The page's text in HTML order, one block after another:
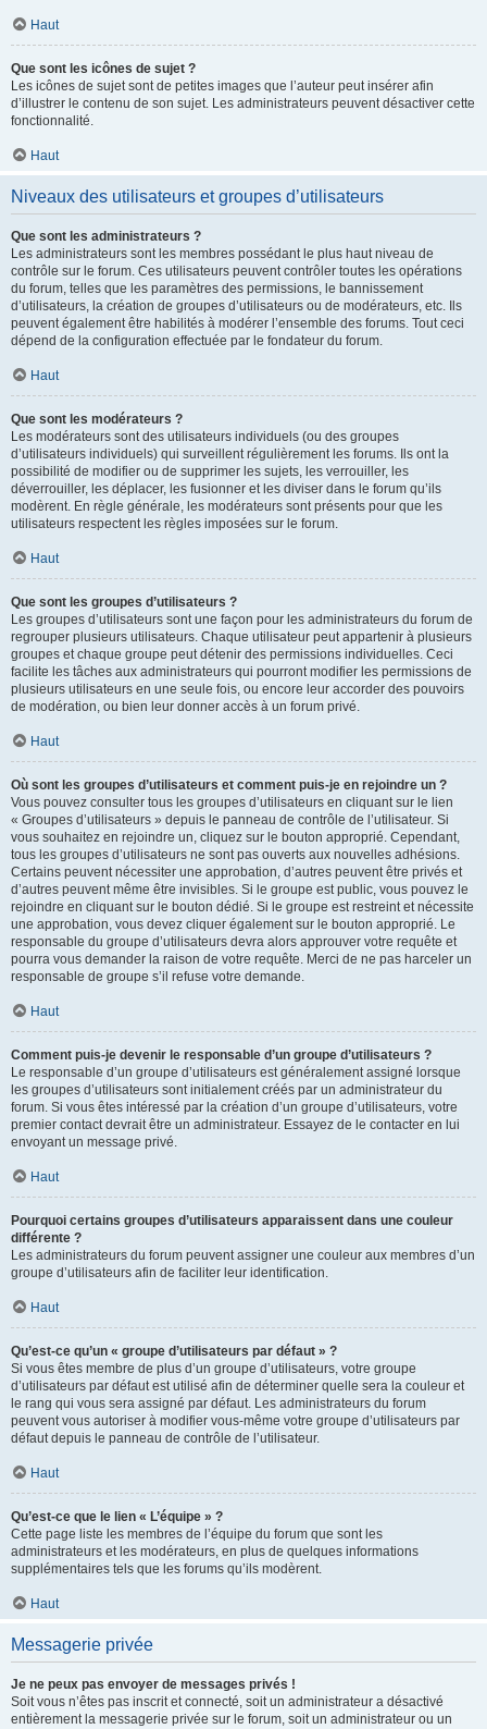
Haut
Que sont les icônes de sujet ?
Les icônes de sujet sont de petites images que l’auteur peut insérer afin
d’illustrer le contenu de son sujet. Les administrateurs peuvent désactiver cette
fonctionnalité.
Haut
Niveaux des utilisateurs et groupes d’utilisateurs
Que sont les administrateurs ?
Les administrateurs sont les membres possédant le plus haut niveau de
contrôle sur le forum. Ces utilisateurs peuvent contrôler toutes les opérations
du forum, telles que les paramètres des permissions, le bannissement
d’utilisateurs, la création de groupes d’utilisateurs ou de modérateurs, etc. Ils
peuvent également être habilités à modérer l’ensemble des forums. Tout ceci
dépend de la configuration effectuée par le fondateur du forum.
Haut
Que sont les modérateurs ?
Les modérateurs sont des utilisateurs individuels (ou des groupes
d’utilisateurs individuels) qui surveillent régulièrement les forums. Ils ont la
possibilité de modifier ou de supprimer les sujets, les verrouiller, les
déverrouiller, les déplacer, les fusionner et les diviser dans le forum qu’ils
modèrent. En règle générale, les modérateurs sont présents pour que les
utilisateurs respectent les règles imposées sur le forum.
Haut
Que sont les groupes d’utilisateurs ?
Les groupes d’utilisateurs sont une façon pour les administrateurs du forum de
regrouper plusieurs utilisateurs. Chaque utilisateur peut appartenir à plusieurs
groupes et chaque groupe peut détenir des permissions individuelles. Ceci
facilite les tâches aux administrateurs qui pourront modifier les permissions de
plusieurs utilisateurs en une seule fois, ou encore leur accorder des pouvoirs
de modération, ou bien leur donner accès à un forum privé.
Haut
Où sont les groupes d’utilisateurs et comment puis-je en rejoindre un ?
Vous pouvez consulter tous les groupes d’utilisateurs en cliquant sur le lien
« Groupes d’utilisateurs » depuis le panneau de contrôle de l’utilisateur. Si
vous souhaitez en rejoindre un, cliquez sur le bouton approprié. Cependant,
tous les groupes d’utilisateurs ne sont pas ouverts aux nouvelles adhésions.
Certains peuvent nécessiter une approbation, d’autres peuvent être privés et
d’autres peuvent même être invisibles. Si le groupe est public, vous pouvez le
rejoindre en cliquant sur le bouton dédié. Si le groupe est restreint et nécessite
une approbation, vous devez cliquer également sur le bouton approprié. Le
responsable du groupe d’utilisateurs devra alors approuver votre requête et
pourra vous demander la raison de votre requête. Merci de ne pas harceler un
responsable de groupe s’il refuse votre demande.
Haut
Comment puis-je devenir le responsable d’un groupe d’utilisateurs ?
Le responsable d’un groupe d’utilisateurs est généralement assigné lorsque
les groupes d’utilisateurs sont initialement créés par un administrateur du
forum. Si vous êtes intéressé par la création d’un groupe d’utilisateurs, votre
premier contact devrait être un administrateur. Essayez de le contacter en lui
envoyant un message privé.
Haut
Pourquoi certains groupes d’utilisateurs apparaissent dans une couleur
différente ?
Les administrateurs du forum peuvent assigner une couleur aux membres d’un
groupe d’utilisateurs afin de faciliter leur identification.
Haut
Qu’est-ce qu’un « groupe d’utilisateurs par défaut » ?
Si vous êtes membre de plus d’un groupe d’utilisateurs, votre groupe
d’utilisateurs par défaut est utilisé afin de déterminer quelle sera la couleur et
le rang qui vous sera assigné par défaut. Les administrateurs du forum
peuvent vous autoriser à modifier vous-même votre groupe d’utilisateurs par
défaut depuis le panneau de contrôle de l’utilisateur.
Haut
Qu’est-ce que le lien « L’équipe » ?
Cette page liste les membres de l’équipe du forum que sont les
administrateurs et les modérateurs, en plus de quelques informations
supplémentaires tels que les forums qu’ils modèrent.
Haut
Messagerie privée
Je ne peux pas envoyer de messages privés !
Soit vous n’êtes pas inscrit et connecté, soit un administrateur a désactivé
entièrement la messagerie privée sur le forum, soit un administrateur ou un